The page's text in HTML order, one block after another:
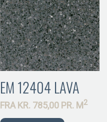
EM 12404 LAVA
FRA KR. 785,00 PR. M2